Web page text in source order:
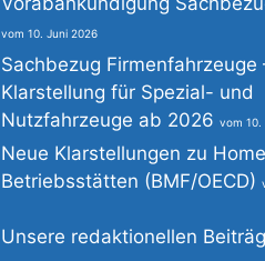
10. Juni 2026
Sachbezug Firmenfahrzeuge
Klarstellung für Spezial- und
Nutzfahrzeuge ab 2026
10.
Neue Klarstellungen zu
Betriebsstätten (BMF/OECD)
Unsere redaktionellen